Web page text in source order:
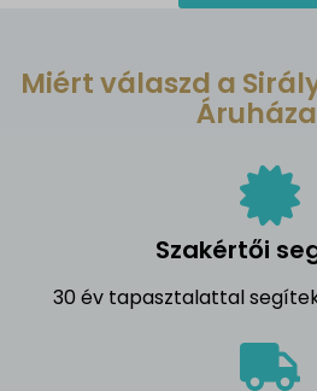
Miért válaszd a
Szakértői
30 év tapasztalattal